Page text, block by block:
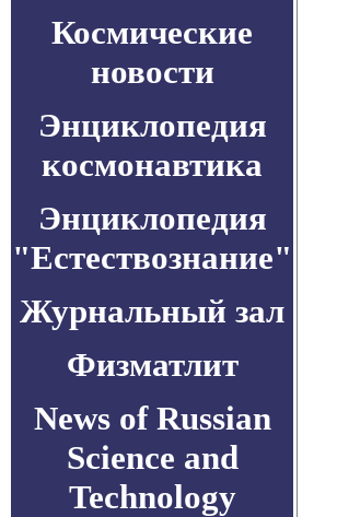
Космические
новости
Энциклопедия
космонавтика
Энциклопедия
"Естествознание"
Журнальный зал
Физматлит
News of Russian
Science and
Technology